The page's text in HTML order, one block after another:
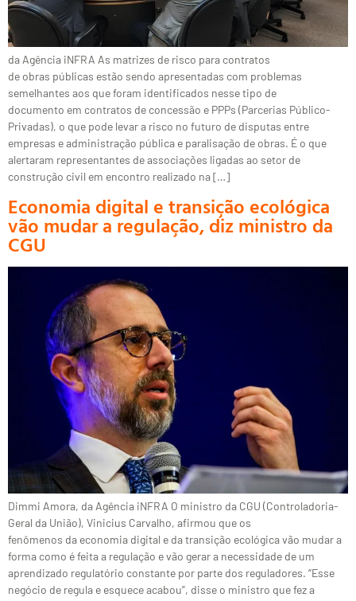
da Agência iNFRA As matrizes de risco para contratos
de obras públicas estão sendo apresentadas com problemas
semelhantes aos que foram identificados nesse tipo de
documento em contratos de concessão e PPPs (Parcerias Público-
Privadas), o que pode levar a risco no futuro de disputas entre
empresas e administração pública e paralisação de obras. É o que
alertaram representantes de associações ligadas ao setor de
construção civil em encontro realizado na […]
Economia digital e transição ecológica
vão mudar a regulação, diz ministro da
CGU
Dimmi Amora, da Agência iNFRA O ministro da CGU (Controladoria-
Geral da União), Vinicius Carvalho, afirmou que os
fenômenos da economia digital e da transição ecológica vão mudar a
forma como é feita a regulação e vão gerar a necessidade de um
aprendizado regulatório constante por parte dos reguladores. “Esse
negócio de regula e esquece acabou”, disse o ministro que fez a